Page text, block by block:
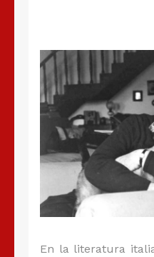
En la literatura